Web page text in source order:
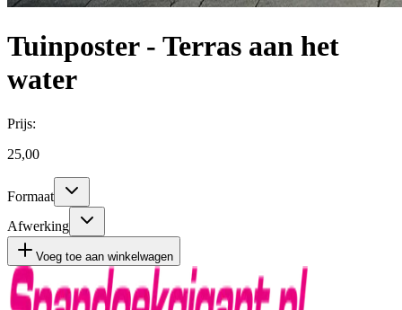
Tuinposter - Terras aan het
water
Prijs:
25,00
Formaat
Afwerking
Voeg toe aan winkelwagen